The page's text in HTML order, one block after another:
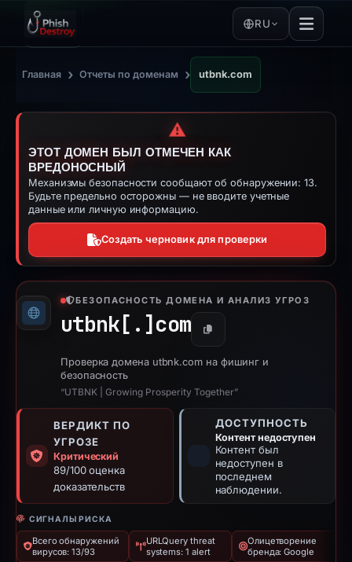
RU
Главная › Отчеты по доменам › utbnk.com
⚠️
ЭТОТ ДОМЕН БЫЛ ОТМЕЧЕН КАК
ВРЕДОНОСНЫЙ
Механизмы безопасности сообщают об обнаружении: 13.
Будьте предельно осторожны — не вводите учетные
данные или личную информацию.
Создать черновик для проверки
БЕЗОПАСНОСТЬ ДОМЕНА И АНАЛИЗ УГРОЗ
utbnk[.] com Копировать
Проверка домена utbnk.com на фишинг и
безопасность
“UTBNK | Growing Prosperity Together”
ВЕРДИКТ ПО
УГРОЗЕ
Критический
89/100 оценка
доказательств
ДОСТУПНОСТЬ
Контент недоступен
Контент был
недоступен в
последнем
наблюдении.
СИГНАЛЫ РИСКА
Всего обнаружений
вирусов: 13/93
URLQuery threat
systems: 1 alert
Олицетворение
бренда: Google